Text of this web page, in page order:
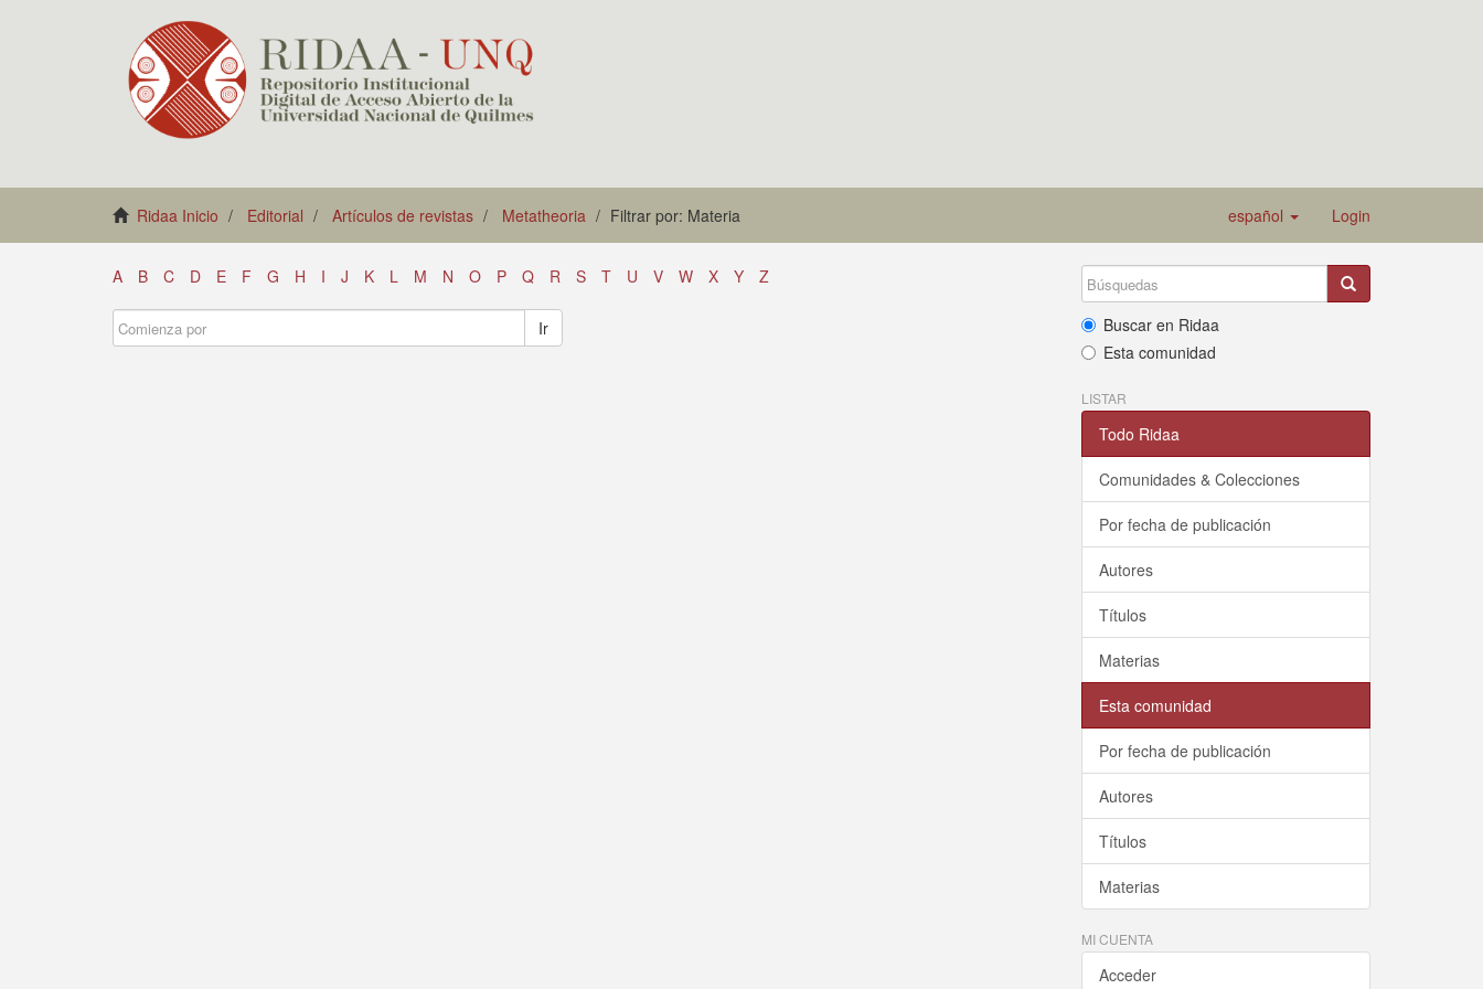
Ridaa Inicio Editorial Artículos de revistas Metatheoria Filtrar por: Materia español Login
A B C D E F G H I J K L M N O P Q R S T U V W X Y Z
Ir
Buscar en Ridaa
Esta comunidad
LISTAR
Todo Ridaa
Comunidades & Colecciones
Por fecha de publicación
Autores
Títulos
Materias
Esta comunidad
Por fecha de publicación
Autores
Títulos
Materias
MI CUENTA
Acceder